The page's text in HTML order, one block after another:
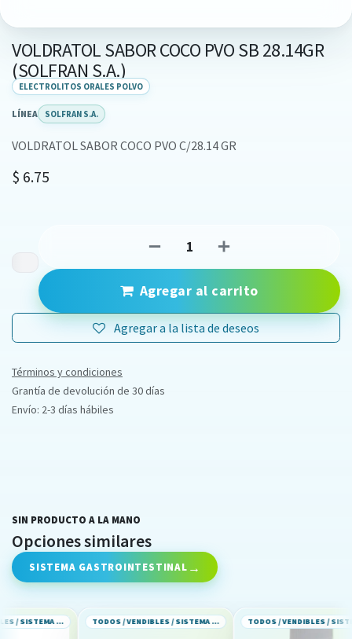
VOLDRATOL SABOR COCO PVO SB 28.14GR
(SOLFRAN S.A.)
ELECTROLITOS ORALES POLVO
LÍNEA SOLFRAN S.A.
VOLDRATOL SABOR COCO PVO C/28.14 GR
$ 6.75
Agregar al carrito
Agregar a la lista de deseos
Términos y condiciones
Grantía de devolución de 30 días
Envío: 2-3 días hábiles
SIN PRODUCTO A LA MANO
Opciones similares
SISTEMA GASTROINTESTINAL
TODOS / VENDIBLES / SISTEMA GASTROINTESTINAL TODOS / VENDIBLES / SISTEMA GASTROINTESTINAL TODOS / VENDIBLES / SISTEMA GASTROINTESTINAL